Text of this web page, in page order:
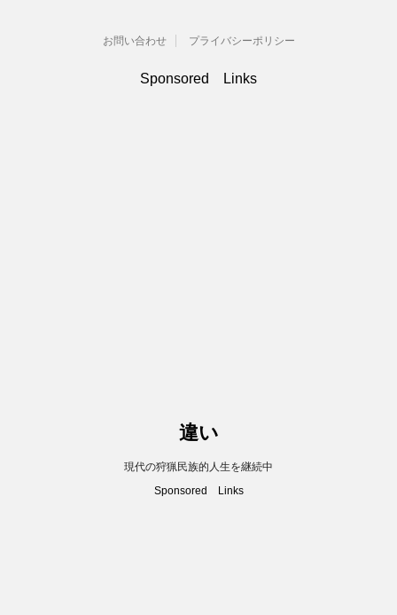
お問い合わせ プライバシーポリシー
Sponsored Links
違い
現代の狩猟民族的人生を継続中
Sponsored Links